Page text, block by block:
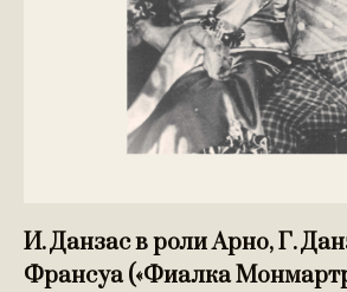
И. Данзас в роли Арно, Г.
Франсуа («Фиалка